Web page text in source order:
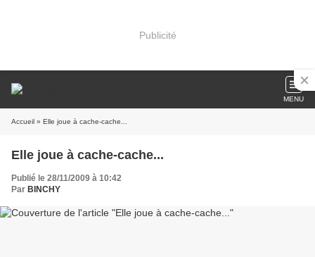
Publicité
MENU
Accueil » Elle joue à cache-cache...
Elle joue à cache-cache...
Publié le 28/11/2009 à 10:42
Par BINCHY